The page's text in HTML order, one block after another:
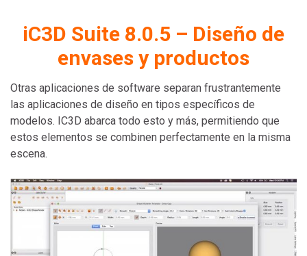
iC3D Suite 8.0.5 – Diseño de
envases y productos
Otras aplicaciones de software separan frustrantemente
las aplicaciones de diseño en tipos específicos de
modelos. IC3D abarca todo esto y más, permitiendo que
estos elementos se combinen perfectamente en la misma
escena.